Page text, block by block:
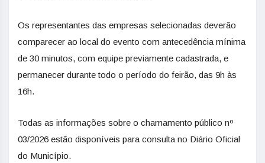
Os representantes das empresas selecionadas deverão
comparecer ao local do evento com antecedência mínima
de 30 minutos, com equipe previamente cadastrada, e
permanecer durante todo o período do feirão, das 9h às
16h.
Todas as informações sobre o chamamento público nº
03/2026 estão disponíveis para consulta no Diário Oficial
do Município.